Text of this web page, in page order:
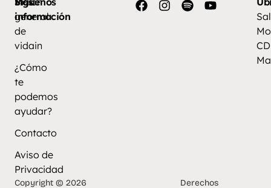
información
general
de
vidain
¿Cómo
te
podemos
ayudar?
Contacto
Aviso de
Privacidad
Copyright © 2026 Derechos